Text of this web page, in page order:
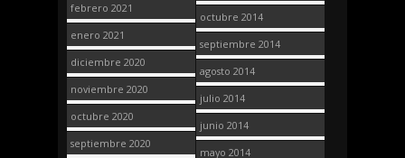
febrero 2021
enero 2021
diciembre 2020
noviembre 2020
octubre 2020
septiembre 2020
octubre 2014
septiembre 2014
agosto 2014
julio 2014
junio 2014
mayo 2014